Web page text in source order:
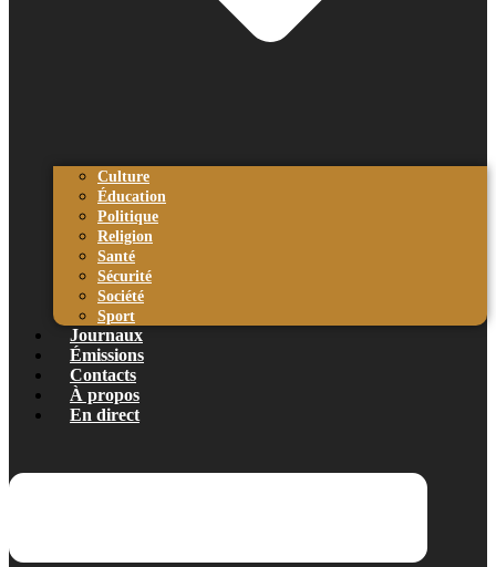
Culture
Éducation
Politique
Religion
Santé
Sécurité
Société
Sport
Journaux
Émissions
Contacts
À propos
En direct